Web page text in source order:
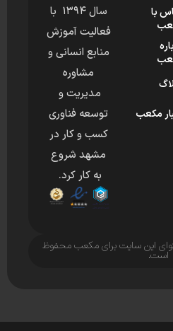
با
مکعب
سال ۱۳۹۴ با
فعالیت آموزش
منابع انسانی و
مشاوره
مدیریت و
توسعه فناوری
کسب و کار در
مشهد شروع
به کار کرد.
این سایت برای مکعب محفوظ
است.